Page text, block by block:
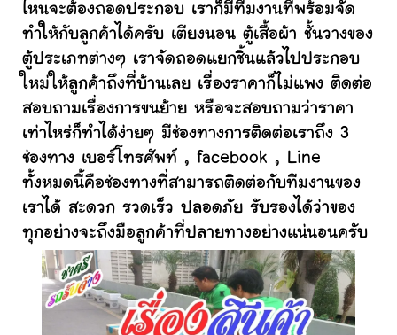
ไหนจะต้องถอดประกอบ เราก็มีทีมงานที่พร้อมจัด
ทำให้กับลูกค้าได้ครับ เตียงนอน ตู้เสื้อผ้า ชั้นวางของ
ตู้ประเภทต่างๆ เราจัดถอดแยกชิ้นแล้วไปประกอบ
ใหม่ให้ลูกค้าถึงที่บ้านเลย เรื่องราคาก็ไม่แพง ติดต่อ
สอบถามเรื่องการขนย้าย หรือจะสอบถามว่าราคา
เท่าไหร่ก็ทำได้ง่ายๆ มีช่องทางการติดต่อเราถึง 3
ช่องทาง เบอร์โทรศัพท์ , facebook , Line
ทั้งหมดนี้คือช่องทางที่สามารถติดต่อกับทีมงานของ
เราได้ สะดวก รวดเร็ว ปลอดภัย รับรองได้ว่าของ
ทุกอย่างจะถึงมือลูกค้าที่ปลายทางอย่างแน่นอนครับ